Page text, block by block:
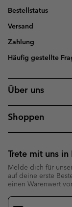
Bestellstatus
Versand
Zahlung
Häufig gestellte
Über uns
Shoppen
Trete mit uns
Melde dich für
auf deine erste
einen Warenwert
Newsletter-